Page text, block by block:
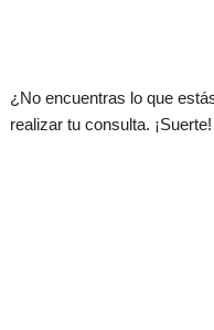
¿No encuentras lo que
realizar tu consulta. ¡Suerte!